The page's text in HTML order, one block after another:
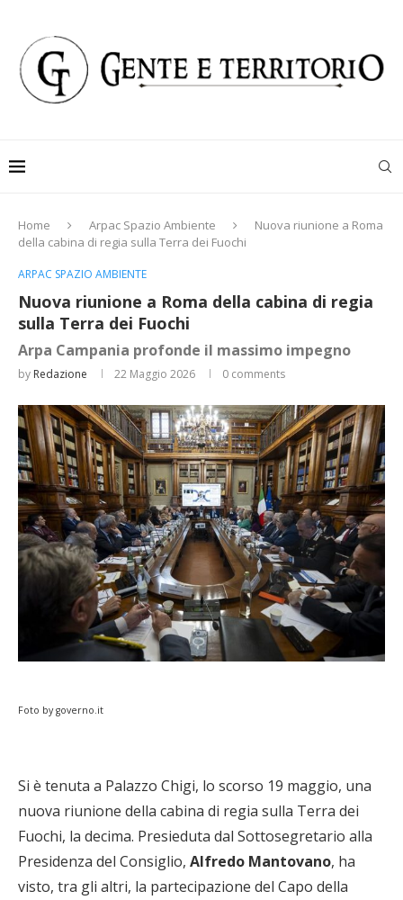
Home Arpac Spazio Ambiente
Nuova riunione a Roma
della cabina di regia sulla Terra dei Fuochi
ARPAC SPAZIO AMBIENTE
Nuova riunione a Roma della cabina di regia
sulla Terra dei Fuochi
Arpa Campania profonde il massimo impegno
by Redazione 22 Maggio 2026 0 comments
Foto by governo.it
Si è tenuta a Palazzo Chigi, lo scorso 19 maggio, una
nuova riunione della cabina di regia sulla Terra dei
Fuochi, la decima. Presieduta dal Sottosegretario alla
Presidenza del Consiglio, Alfredo Mantovano, ha
visto, tra gli altri, la partecipazione del Capo della